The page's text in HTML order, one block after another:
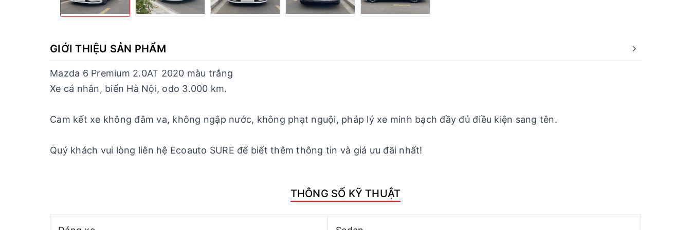
GIỚI THIỆU SẢN PHẨM
Mazda 6 Premium 2.0AT 2020 màu trắng
Xe cá nhân, biển Hà Nội, odo 3.000 km.
Cam kết xe không đâm va, không ngập nước, không phạt nguội, pháp lý xe minh bạch đầy đủ điều kiện sang tên.
Quý khách vui lòng liên hệ Ecoauto SURE để biết thêm thông tin và giá ưu đãi nhất!
THÔNG SỐ KỸ THUẬT